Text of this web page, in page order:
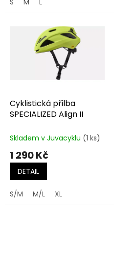
S M L
Cyklistická přilba
SPECIALIZED Align II
Skladem v Juvacyklu (1 ks)
1 290 Kč
DETAIL
S/M M/L XL